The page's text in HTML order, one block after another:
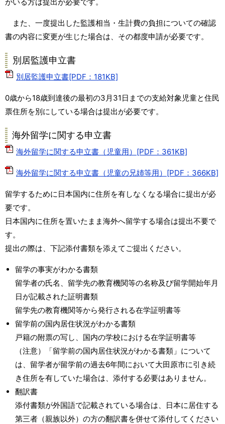
また、一度提出した監護相当・生計費の負担についての確認
書の内容に変更が生じた場合は、その都度申請が必要です。
別居監護申立書
別居監護申立書[PDF：181KB]
0歳から18歳到達後の最初の3月31日までの支給対象児童と住民
票住所を別にしている場合は提出が必要です。
海外留学に関する申立書
海外留学に関する申立書（児童用）[PDF：361KB]
海外留学に関する申立書（児童の兄姉等用）[PDF：366KB]
留学するために日本国内に住所を有しなくなる場合に提出が必
要です。
日本国内に住所を置いたまま海外へ留学する場合は提出不要で
す。
提出の際は、下記添付書類を添えてご提出ください。
留学の事実がわかる書類
留学者の氏名、留学先の教育機関等の名称及び留学開始年月
日が記載された証明書類
留学先の教育機関等から発行される在学証明書等
留学前の国内居住状況がわかる書類
戸籍の附票の写し、国内の学校における在学証明書等
（注意）「留学前の国内居住状況がわかる書類」について
は、留学者が留学前の過去6年間において大田原市に引き続
き住所を有していた場合は、添付する必要はありません。
翻訳書
添付書類が外国語で記載されている場合は、日本に居住する
第三者（親族以外）の方の翻訳書を併せて添付してください